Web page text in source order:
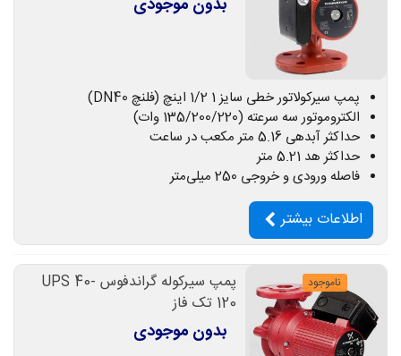
پمپ سیرکولاتور خطی سایز 1 1/2 اینچ (فلنچ DN40)
الکتروموتور سه سرعته (135/200/220 وات)
حداکثر آبدهی 5.16 متر مکعب در ساعت
حداکثر هد 5.21 متر
فاصله ورودی و خروجی 250 میلی‌متر
اطلاعات بیشتر
ناموجود
پمپ سیرکوله گراندفوس UPS 40-
120 تک فاز
بدون موجودی